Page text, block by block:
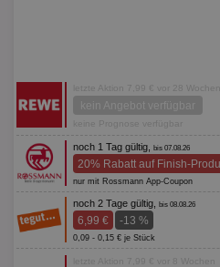
letzte Aktion 7,99 € vor 28 Wochen
kein Angebot verfügbar
keine Prognose verfügbar
noch 1 Tag gültig, bis 07.08.26
20% Rabatt auf Finish-
nur mit Rossmann App-Coupon
noch 2 Tage gültig, bis 08.08.26
6,99 € -13 %
0,09 - 0,15 € je Stück
letzte Aktion 7,99 € vor 8 Wochen